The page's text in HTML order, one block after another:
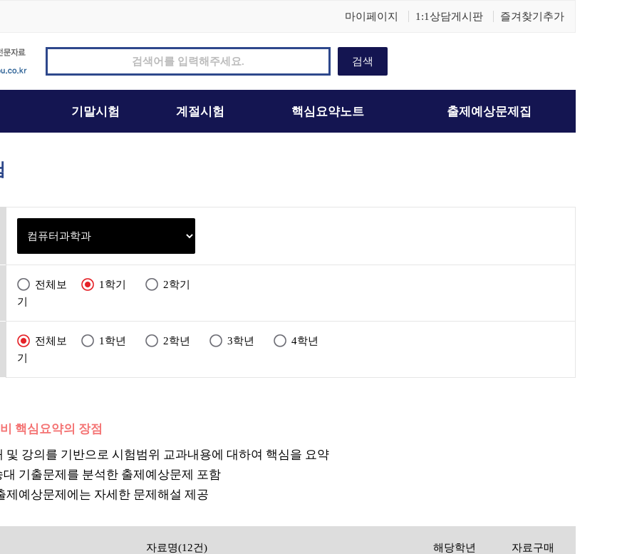
마이페이지 1:1상담게시판 즐겨찾기추가
전체보
기
1학기 2학기
전체보
기
1학년 2학년 3학년 4학년
핵심요약의 장점
및 강의를 기반으로 시험범위 교과내용에 대하여 핵심을 요약
대 기출문제를 분석한 출제예상문제 포함
제예상문제에는 자세한 문제해설 제공
자료명(12건) 해당학년 자료구매